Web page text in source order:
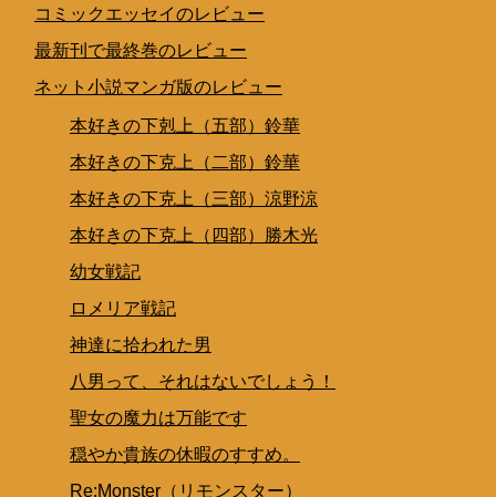
コミックエッセイのレビュー
最新刊で最終巻のレビュー
ネット小説マンガ版のレビュー
本好きの下剋上（五部）鈴華
本好きの下克上（二部）鈴華
本好きの下克上（三部）涼野涼
本好きの下克上（四部）勝木光
幼女戦記
ロメリア戦記
神達に拾われた男
八男って、それはないでしょう！
聖女の魔力は万能です
穏やか貴族の休暇のすすめ。
Re:Monster（リモンスター）